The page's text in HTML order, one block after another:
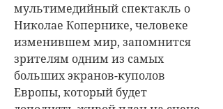
мультимедийный спектакль о
Николае Копернике, человеке
изменившем мир, запомнится
зрителям одним из самых
больших экранов-куполов
Европы, который будет